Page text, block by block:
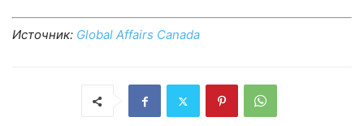
Источник: Global Affairs Canada